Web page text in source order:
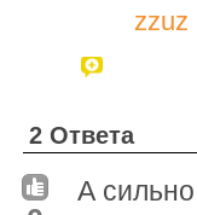
zzuz
2 Ответа
А